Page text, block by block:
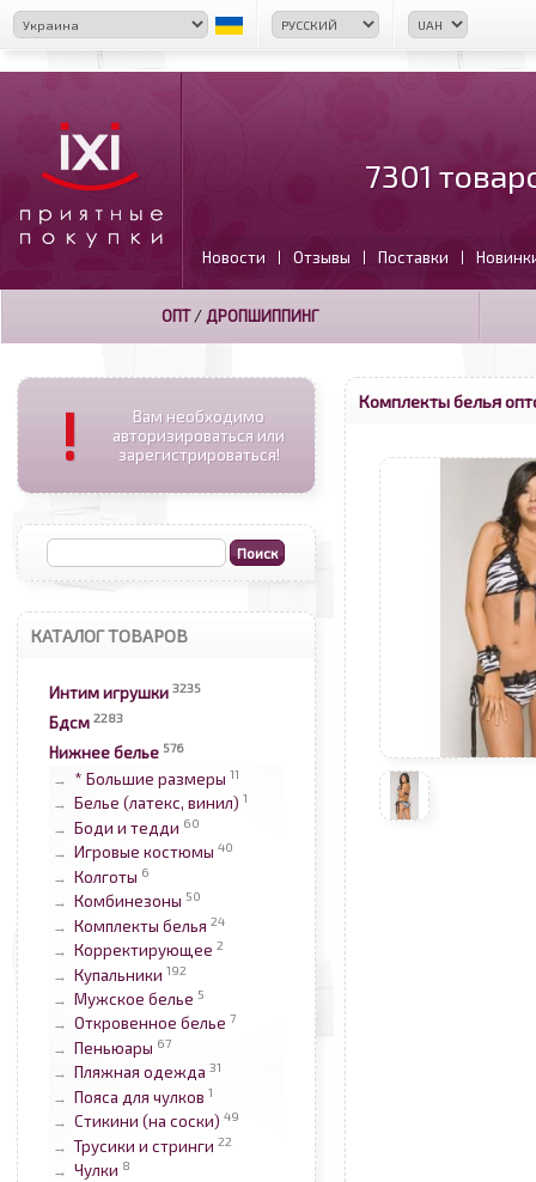
7301
Новости | Отзывы | Поставки |
ОПТ/ ДРОПШИППИНГ
!
Вам необходимо
авторизироваться или
зарегистрироваться!
КАТАЛОГ ТОВАРОВ
Интим игрушки 3235
Бдсм 2283
Нижнее белье 576
→ * Большие размеры 11
→ Белье (латекс, винил) 1
→ Боди и тедди 60
→ Игровые костюмы 40
→ Колготы 6
→ Комбинезоны 50
→ Комплекты белья 24
→ Корректирующее 2
→ Купальники 192
→ Мужское белье 5
→ Откровенное белье 7
→ Пеньюары 67
→ Пляжная одежда 31
→ Пояса для чулков 1
→ Стикини (на соски) 49
→ Трусики и стринги 22
→ Чулки 8
Комплекты белья